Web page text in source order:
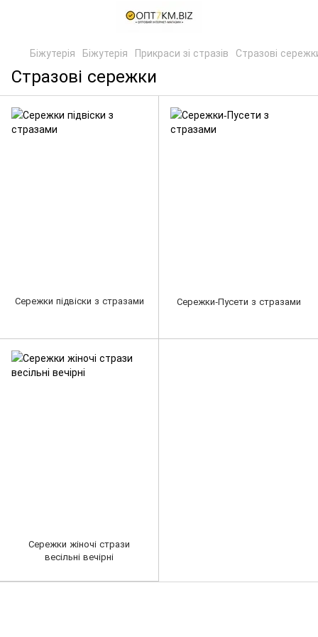
Біжутерія Біжутерія Прикраси зі стразів Стразові
Стразові сережки
Сережки підвіски з стразами Сережки-Пусети з стразами
Сережки жіночі стрази
весільні вечірні